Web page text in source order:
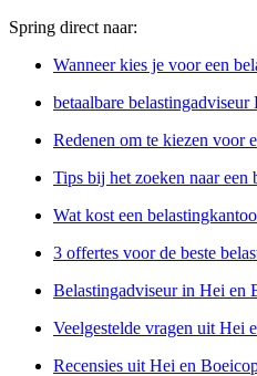
Spring direct naar:
Wanneer kies je voor een
betaalbare
Redenen om te kiezen voor
Tips bij het zoeken naar
Wat kost een
3 offertes voor de beste
Belastingadviseur in Hei en
Veelgestelde vragen uit Hei
Recensies uit Hei en